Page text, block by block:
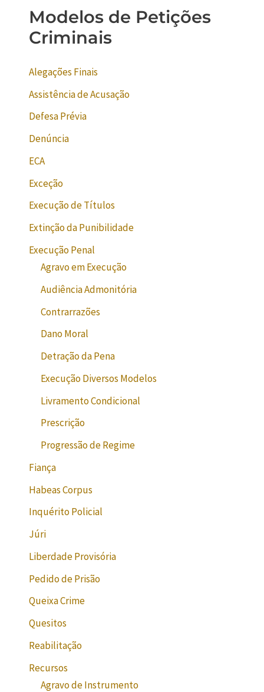
Modelos de Petições
Criminais
Alegações Finais
Assistência de Acusação
Defesa Prévia
Denúncia
ECA
Exceção
Execução de Títulos
Extinção da Punibilidade
Execução Penal
Agravo em Execução
Audiência Admonitória
Contrarrazões
Dano Moral
Detração da Pena
Execução Diversos Modelos
Livramento Condicional
Prescrição
Progressão de Regime
Fiança
Habeas Corpus
Inquérito Policial
Júri
Liberdade Provisória
Pedido de Prisão
Queixa Crime
Quesitos
Reabilitação
Recursos
Agravo de Instrumento